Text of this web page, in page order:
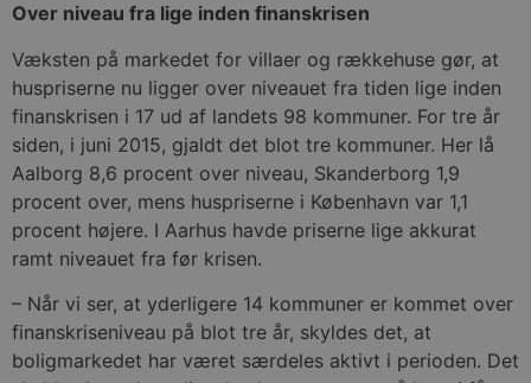
Over niveau fra lige inden finanskrisen
Væksten på markedet for villaer og rækkehuse gør, at
huspriserne nu ligger over niveauet fra tiden lige inden
finanskrisen i 17 ud af landets 98 kommuner. For tre år
siden, i juni 2015, gjaldt det blot tre kommuner. Her lå
Aalborg 8,6 procent over niveau, Skanderborg 1,9
procent over, mens huspriserne i København var 1,1
procent højere. I Aarhus havde priserne lige akkurat
ramt niveauet fra før krisen.
– Når vi ser, at yderligere 14 kommuner er kommet over
finanskriseniveau på blot tre år, skyldes det, at
boligmarkedet har været særdeles aktivt i perioden. Det